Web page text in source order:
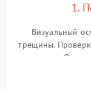
1.
Визуальный
трещины.
зарядки.
проверка